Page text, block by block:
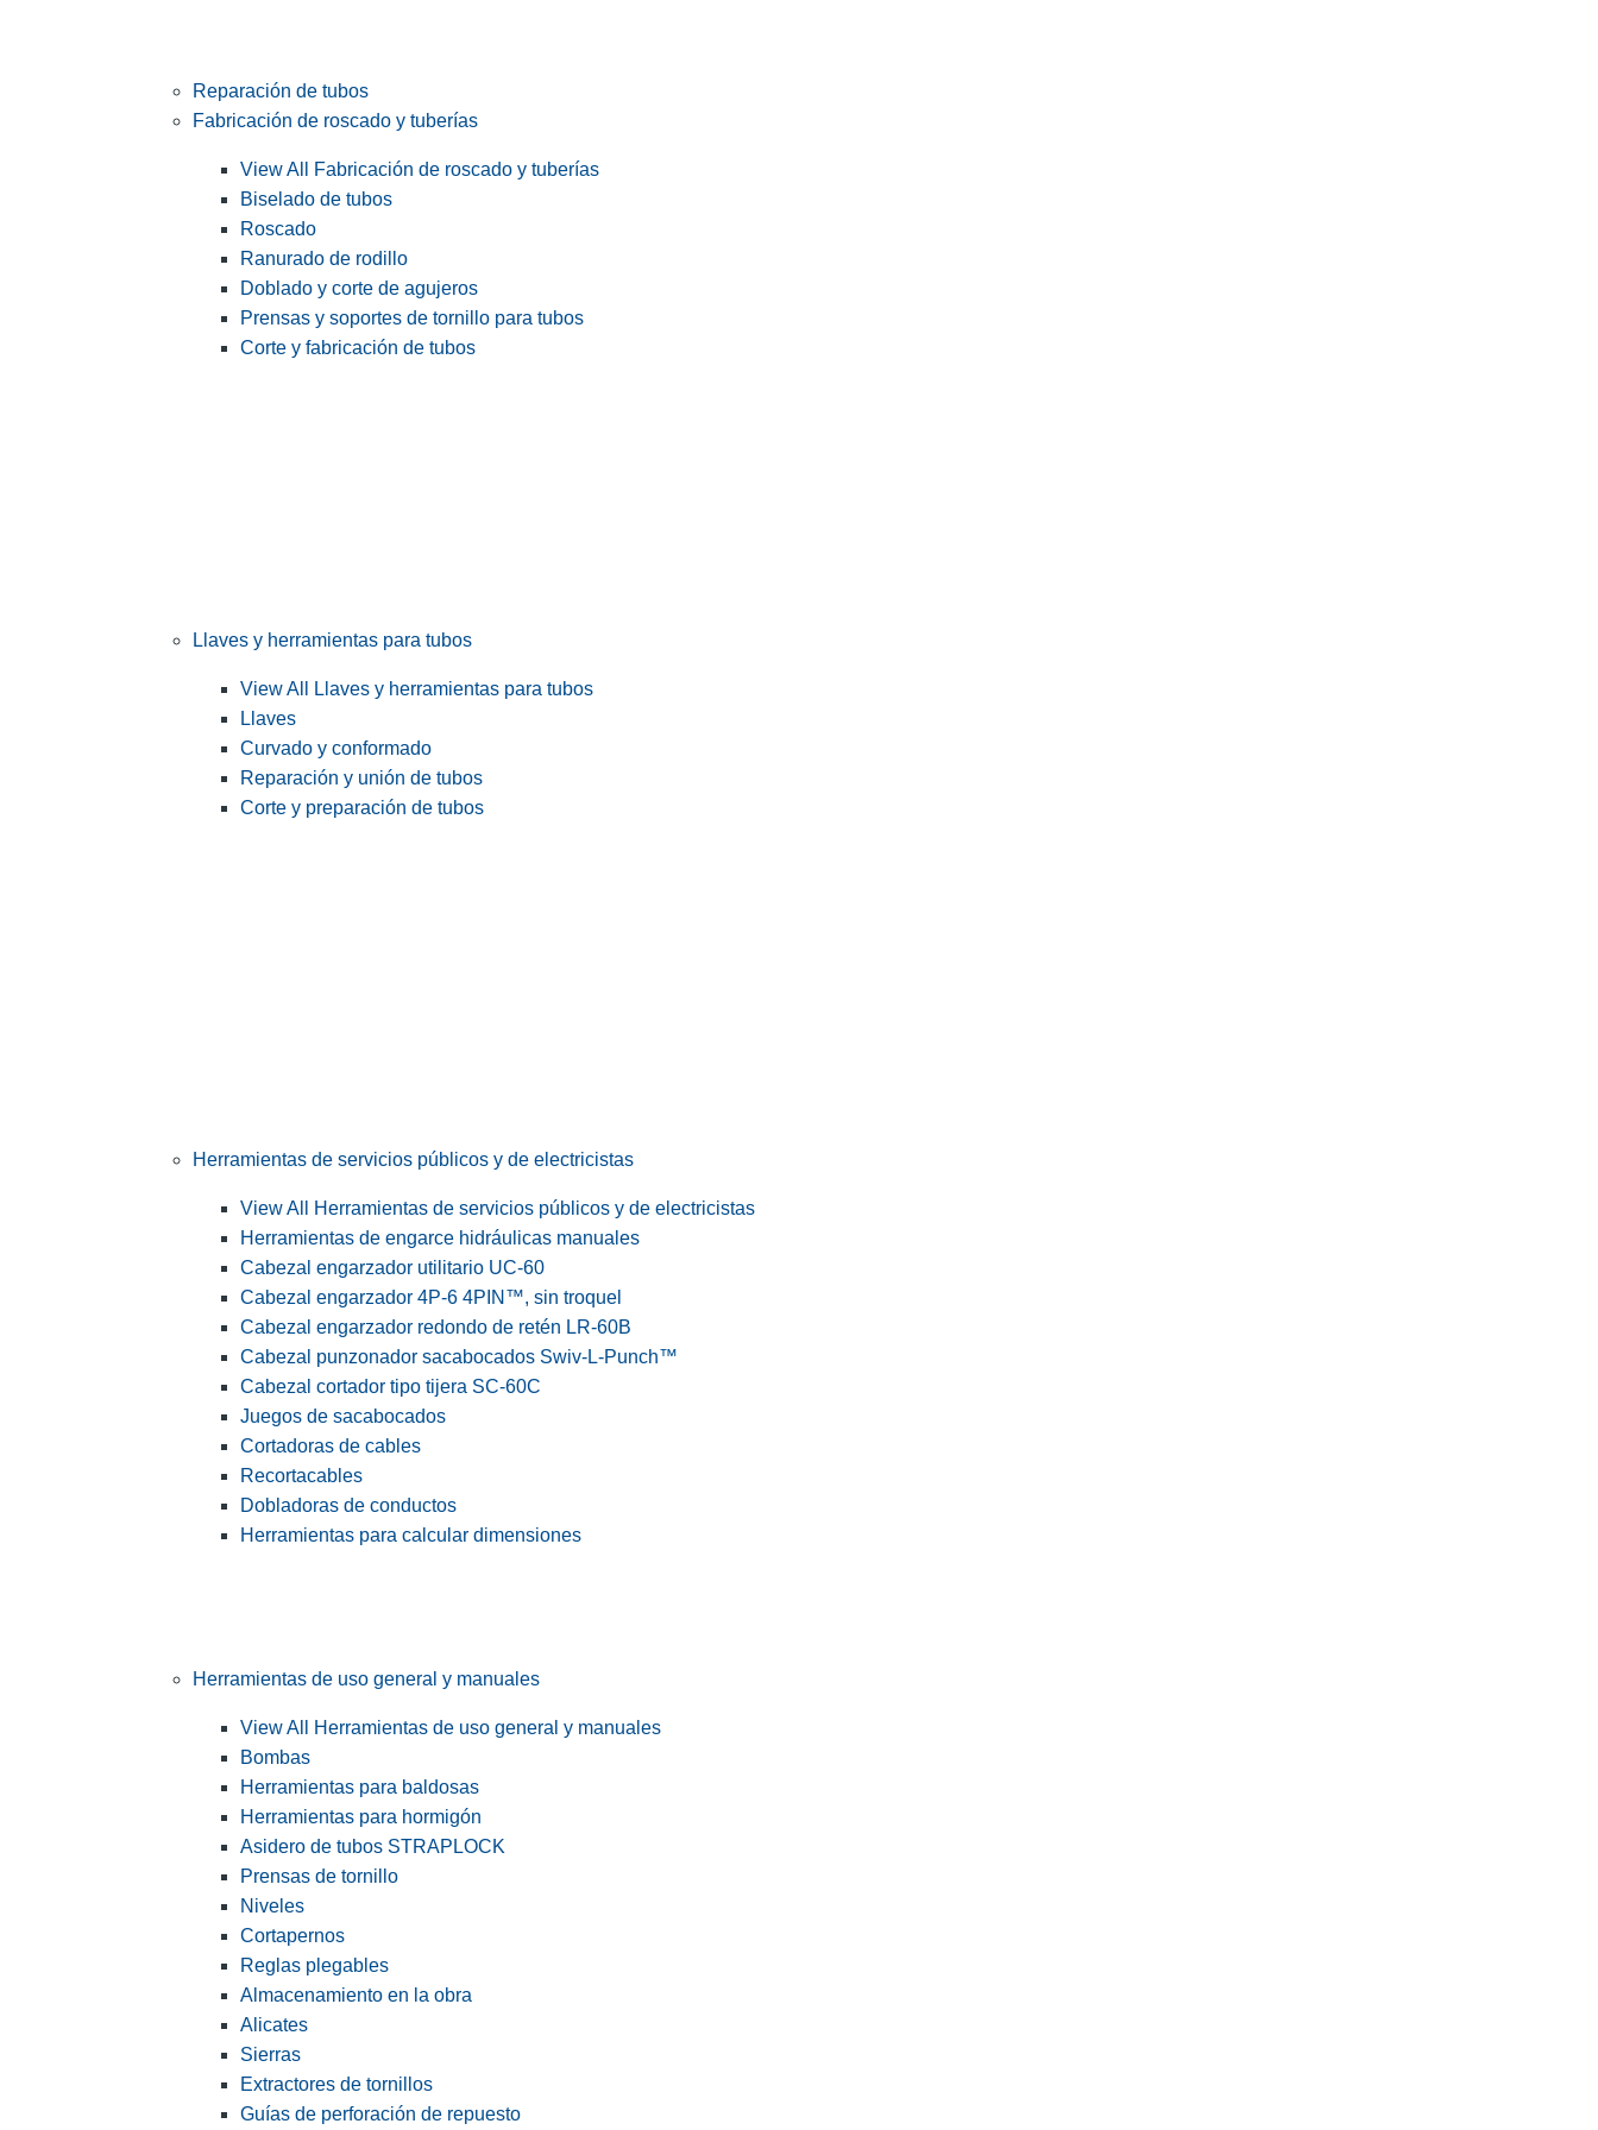
Reparación de tubos
Fabricación de roscado y tuberías
View All Fabricación de roscado y tuberías
Biselado de tubos
Roscado
Ranurado de rodillo
Doblado y corte de agujeros
Prensas y soportes de tornillo para tubos
Corte y fabricación de tubos
Llaves y herramientas para tubos
View All Llaves y herramientas para tubos
Llaves
Curvado y conformado
Reparación y unión de tubos
Corte y preparación de tubos
Herramientas de servicios públicos y de electricistas
View All Herramientas de servicios públicos y de electricistas
Herramientas de engarce hidráulicas manuales
Cabezal engarzador utilitario UC-60
Cabezal engarzador 4P-6 4PIN™, sin troquel
Cabezal engarzador redondo de retén LR-60B
Cabezal punzonador sacabocados Swiv-L-Punch™
Cabezal cortador tipo tijera SC-60C
Juegos de sacabocados
Cortadoras de cables
Recortacables
Dobladoras de conductos
Herramientas para calcular dimensiones
Herramientas de uso general y manuales
View All Herramientas de uso general y manuales
Bombas
Herramientas para baldosas
Herramientas para hormigón
Asidero de tubos STRAPLOCK
Prensas de tornillo
Niveles
Cortapernos
Reglas plegables
Almacenamiento en la obra
Alicates
Sierras
Extractores de tornillos
Guías de perforación de repuesto